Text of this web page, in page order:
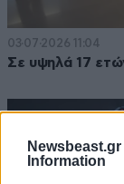
Newsbeast.gr
Information
03·07·2026 11:04
Σε υψηλά 17